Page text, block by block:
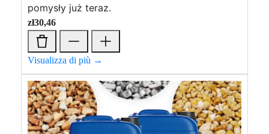
pomysły już teraz.
zł30,46
Visualizza di più →